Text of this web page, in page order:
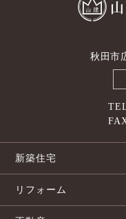
秋田市
新築住宅
リフォーム